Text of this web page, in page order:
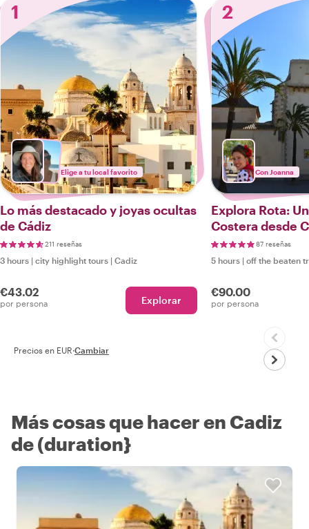
1
Elige a tu local favorito
Lo más destacado y joyas ocultas
de Cádiz
211 reseñas
3 hours | city highlight tours | Cadiz
€43.02
por persona Explorar
2
Con Joanna
Explora Rota:
Costera desde
87 reseñas
5 hours | off the beaten
€90.00
por persona
Precios en EUR·Cambiar
Más cosas que hacer en Cadiz
de (duration}